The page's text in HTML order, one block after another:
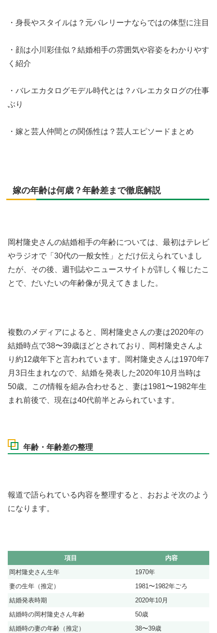
・身長やスタイルは？元バレリーナならではの体型に注目
・顔は小川彩佳似？結婚相手の雰囲気や容姿をわかりやす
く紹介
・バレエカタログモデル時代とは？バレエカタログの仕事
ぶり
・嫁と芸人仲間との関係性は？芸人エピソードまとめ
嫁の年齢は何歳？年齢差まで徹底解説
岡村隆史さんの結婚相手の年齢については、最初はテレビ
やラジオで「30代の一般女性」とだけ伝えられていまし
たが、その後、週刊誌やニュースサイトが詳しく報じたこ
とで、だいたいの年齢像が見えてきました。
複数のメディアによると、岡村隆史さんの妻は2020年の
結婚時点で38〜39歳ほどとされており、岡村隆史さんよ
り約12歳年下と言われています。岡村隆史さんは1970年7
月3日生まれなので、結婚を発表した2020年10月当時は
50歳。この情報を組み合わせると、妻は1981〜1982年生
まれ前後で、現在は40代前半とみられています。
年齢・年齢差の整理
報道で語られている内容を整理すると、おおよそ次のよう
になります。
項目
内容
岡村隆史さん生年
1970年
妻の生年（推定）
1981〜1982年ごろ
結婚発表時期
2020年10月
結婚時の岡村隆史さん年齢
50歳
結婚時の妻の年齢（推定）
38〜39歳